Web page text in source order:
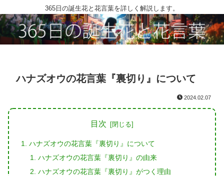
365日の誕生花と花言葉を詳しく解説します。
ハナズオウの花言葉『裏切り』について
2024.02.07
目次
ハナズオウの花言葉『裏切り』について
ハナズオウの花言葉『裏切り』の由来
ハナズオウの花言葉『裏切り』がつく理由